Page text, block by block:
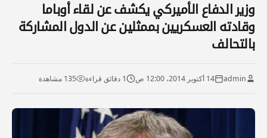
وزير الدفاع الأميركي يكشف عن لقاء أوباما
وقادته العسكريين بممثلين عن الدول المشاركة
بالتحالف
admin 14 أكتوبر 2014، 12:00 ص 1 دقائق قراءة 135 مشاهدة